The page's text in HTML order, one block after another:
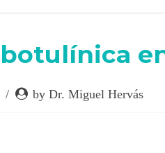
by Dr. Miguel Hervás